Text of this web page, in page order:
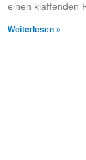
einen klaffenden
Weiterlesen »